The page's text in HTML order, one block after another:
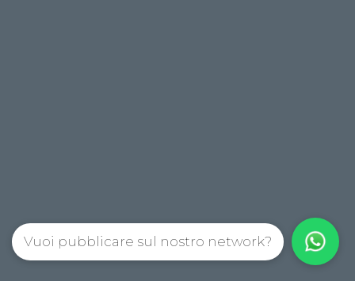
Vuoi pubblicare sul nostro network?